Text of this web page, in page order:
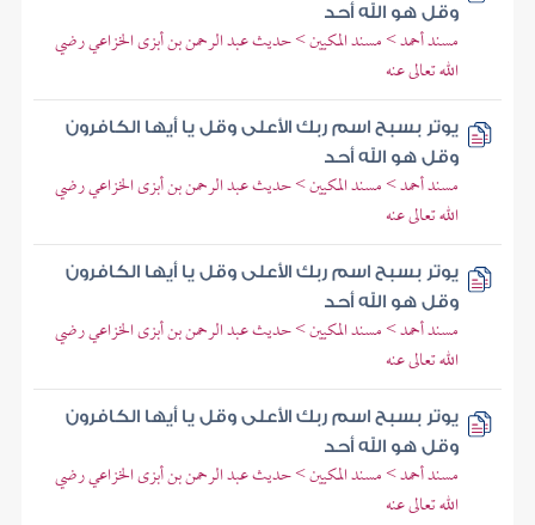
وقل هو الله أحد
مسند أحمد > مسند المكيين > حديث عبد الرحمن بن أبزى الخزاعي رضي
الله تعالى عنه
يوتر بسبح اسم ربك الأعلى وقل يا أيها الكافرون
وقل هو الله أحد
مسند أحمد > مسند المكيين > حديث عبد الرحمن بن أبزى الخزاعي رضي
الله تعالى عنه
يوتر بسبح اسم ربك الأعلى وقل يا أيها الكافرون
وقل هو الله أحد
مسند أحمد > مسند المكيين > حديث عبد الرحمن بن أبزى الخزاعي رضي
الله تعالى عنه
يوتر بسبح اسم ربك الأعلى وقل يا أيها الكافرون
وقل هو الله أحد
مسند أحمد > مسند المكيين > حديث عبد الرحمن بن أبزى الخزاعي رضي
الله تعالى عنه